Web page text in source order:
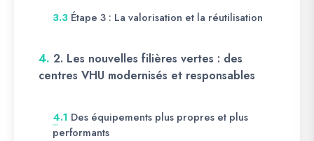
3.3 Étape 3 : La valorisation et la réutilisation
4. 2. Les nouvelles filières vertes : des
centres VHU modernisés et responsables
4.1 Des équipements plus propres et plus
performants